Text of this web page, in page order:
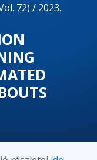
72) / 2023.